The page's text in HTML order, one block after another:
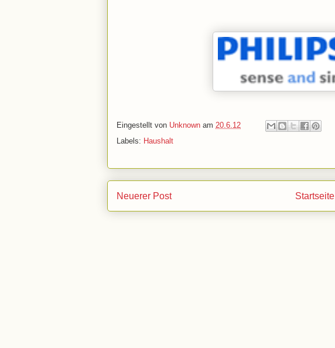
Eingestellt von Unknown am 20.6.12
Labels: Haushalt
Neuerer Post Startseite